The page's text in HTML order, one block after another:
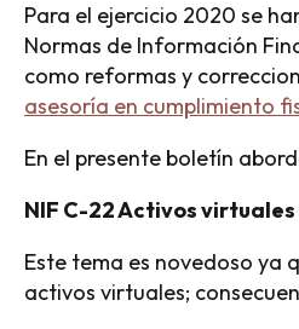
Para el ejercicio 2020 se
Normas de Información
como reformas y
asesoría en cumplimiento
En el presente boletín
NIF C-22 Activos
Este tema es novedoso ya
activos virtuales;